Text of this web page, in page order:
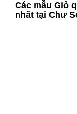
Các mẫu Giỏ
nhất tại Chư